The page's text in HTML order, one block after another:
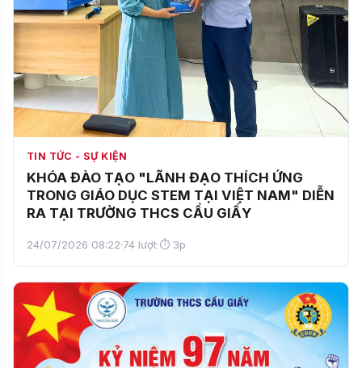
TIN TỨC - SỰ KIỆN
KHÓA ĐÀO TẠO "LÃNH ĐẠO THÍCH ỨNG
TRONG GIÁO DỤC STEM TẠI VIỆT NAM" DIỄN
RA TẠI TRƯỜNG THCS CẦU GIẤY
24/07/2026 08:22·74 lượt·⏱ 3p